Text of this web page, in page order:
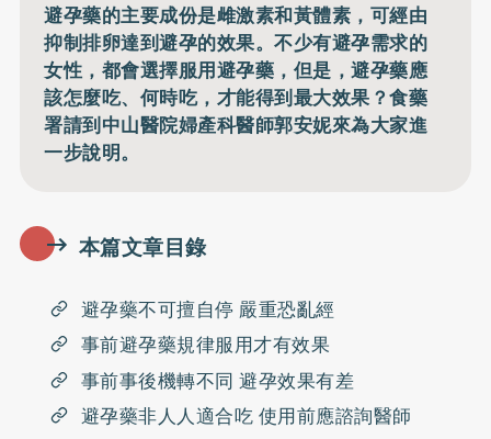
避孕藥的主要成份是雌激素和黃體素，可經由
抑制排卵達到避孕的效果。不少有避孕需求的
女性，都會選擇服用避孕藥，但是，避孕藥應
該怎麼吃、何時吃，才能得到最大效果？食藥
署請到中山醫院婦產科醫師郭安妮來為大家進
一步說明。
本篇文章目錄
避孕藥不可擅自停 嚴重恐亂經
事前避孕藥規律服用才有效果
事前事後機轉不同 避孕效果有差
避孕藥非人人適合吃 使用前應諮詢醫師